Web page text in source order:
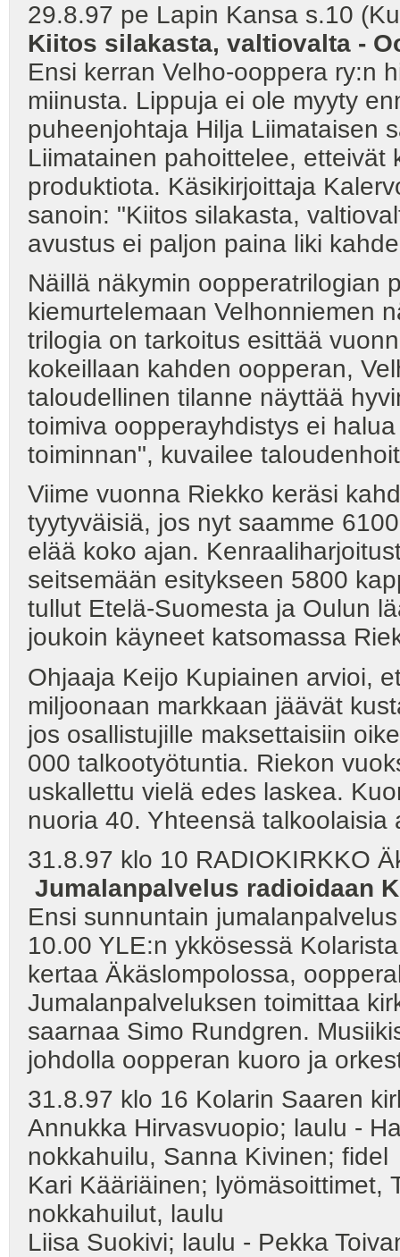
29.8.97 pe Lapin Kansa s.10
Kiitos silakasta, valtiovalta -
Ensi kerran Velho-ooppera ry:n
miinusta. Lippuja ei ole myyty
puheenjohtaja Hilja Liimataisen
Liimatainen pahoittelee,
produktiota. Käsikirjoittaja
sanoin: "Kiitos silakasta,
avustus ei paljon paina liki
Näillä näkymin oopperatrilogian
kiemurtelemaan Velhonniemen
trilogia on tarkoitus esittää
kokeillaan kahden oopperan,
taloudellinen tilanne näyttää
toimiva oopperayhdistys ei
toiminnan", kuvailee
Viime vuonna Riekko keräsi
tyytyväisiä, jos nyt saamme
elää koko ajan.
seitsemään esitykseen 5800
tullut Etelä-Suomesta ja Oulun
joukoin käyneet katsomassa
Ohjaaja Keijo Kupiainen arvioi,
miljoonaan markkaan jäävät
jos osallistujille maksettaisiin
000 talkootyötuntia. Riekon
uskallettu vielä edes laskea.
nuoria 40. Yhteensä
31.8.97 klo 10 RADIOKIRKKO
Jumalanpalvelus radioidaan
Ensi sunnuntain
10.00 YLE:n ykkösessä
kertaa Äkäslompolossa,
Jumalanpalveluksen toimittaa
saarnaa Simo Rundgren.
johdolla oopperan kuoro ja
31.8.97 klo 16 Kolarin Saaren
Annukka Hirvasvuopio; laulu -
nokkahuilu, Sanna Kivinen; fidel
Kari Kääriäinen; lyömäsoittimet,
nokkahuilut, laulu
Liisa Suokivi; laulu - Pekka